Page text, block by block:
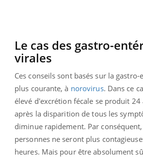
Le cas des gastro-
virales
Ces conseils sont basés sur la
plus courante, à norovirus. Dans ce
élevé d'excrétion fécale se produit 24
après la disparition de tous les
diminue rapidement. Par
personnes ne seront plus
heures. Mais pour être absolument